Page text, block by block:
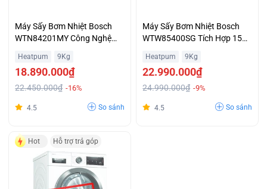
Máy Sấy Bơm Nhiệt Bosch
WTN84201MY Công Nghệ
Nhăn Giá Ưu Đãi
Heatpum 9Kg
18.890.000₫
22.450.000₫ -16%
4.5 So sánh
Máy Sấy Bơm Nhiệt Bosch
WTW85400SG Tích Hợp 15
Góp
Heatpum 9Kg
22.990.000₫
24.990.000₫ -9%
4.5 So sánh
Hot Hỗ trợ trả góp